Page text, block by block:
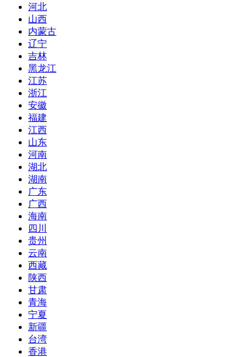
河北
山西
内蒙古
辽宁
吉林
黑龙江
江苏
浙江
安徽
福建
江西
山东
河南
湖北
湖南
广东
广西
海南
四川
贵州
云南
西藏
陕西
甘肃
青海
宁夏
新疆
台湾
香港